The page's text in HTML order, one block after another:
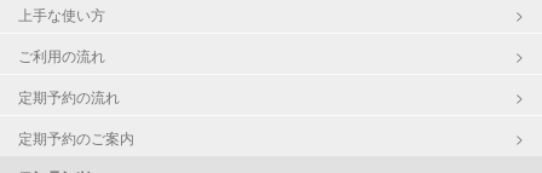
上手な使い方
ご利用の流れ
定期予約の流れ
定期予約のご案内